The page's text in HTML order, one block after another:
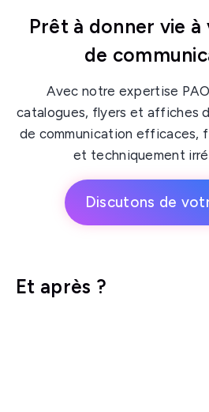
Prêt à donner vie
de
Avec notre expertise
catalogues, flyers et affiches
de communication efficaces,
et techniquement
Discutons de
Et après ?